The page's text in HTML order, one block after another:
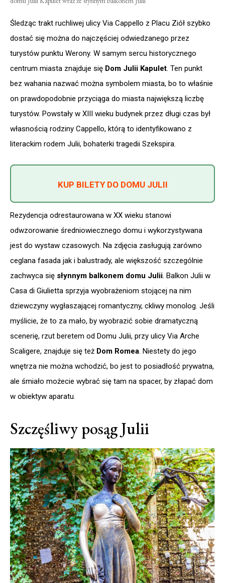
Śledząc trakt ruchliwej ulicy Via Cappello z Placu Ziół szybko
dostać się można do najczęściej odwiedzanego przez
turystów punktu Werony. W samym sercu historycznego
centrum miasta znajduje się Dom Julii Kapulet. Ten punkt
bez wahania nazwać można symbolem miasta, bo to właśnie
on prawdopodobnie przyciąga do miasta największą liczbę
turystów. Powstały w XIII wieku budynek przez długi czas był
własnością rodziny Cappello, którą to identyfikowano z
literackim rodem Julii, bohaterki tragedii Szekspira.
KUP BILETY DO DOMU JULII
Rezydencja odrestaurowana w XX wieku stanowi
odwzorowanie średniowiecznego domu i wykorzystywana
jest do wystaw czasowych. Na zdjęcia zasługują zarówno
ceglana fasada jak i balustrady, ale większość szczególnie
zachwyca się słynnym balkonem domu Julii. Balkon Julii w
Casa di Giulietta sprzyja wyobrażeniom stojącej na nim
dziewczyny wygłaszającej romantyczny, ckliwy monolog. Jeśli
myślicie, że to za mało, by wyobrazić sobie dramatyczną
scenerię, rzut beretem od Domu Julii, przy ulicy Via Arche
Scaligere, znajduje się też Dom Romea. Niestety do jego
wnętrza nie można wchodzić, bo jest to posiadłość prywatna,
ale śmiało możecie wybrać się tam na spacer, by złapać dom
w obiektyw aparatu.
Szczęśliwy posąg Julii